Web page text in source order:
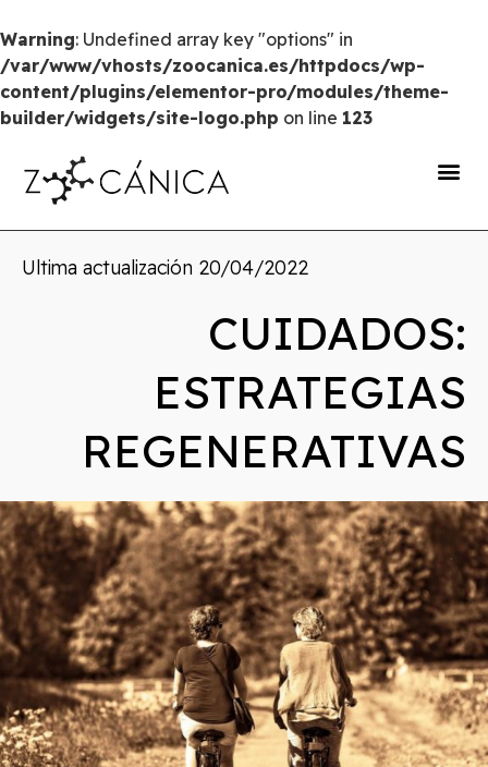
Warning: Undefined array key "options" in
/var/www/vhosts/zoocanica.es/httpdocs/wp-
content/plugins/elementor-pro/modules/theme-
builder/widgets/site-logo.php on line 123
Ultima actualización 20/04/2022
CUIDADOS:
ESTRATEGIAS
REGENERATIVAS